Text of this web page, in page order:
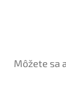
Môžete sa